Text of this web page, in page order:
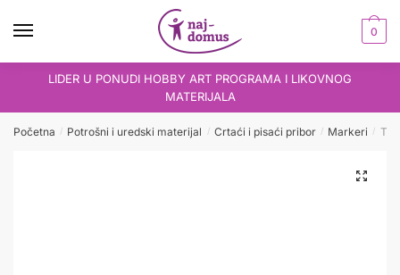
0
LIDER U PONUDI HOBBY ART PROGRAMA I LIKOVNOG
MATERIJALA
Početna / Potrošni i uredski materijal / Crtaći i pisaći pribor / Markeri /